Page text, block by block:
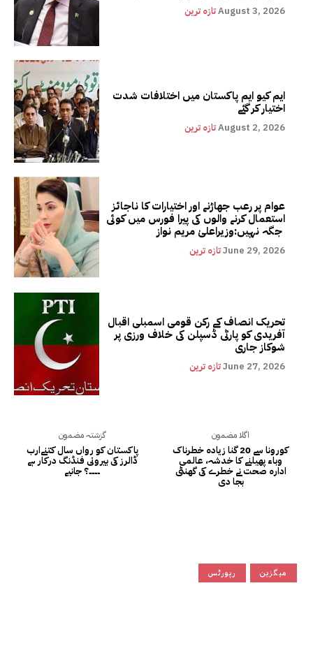
تازہ ترینAugust 3, 2026
ایم کیو ایم پاکستان میں اختلافات شدت
اختیار کر گئے
تازہ ترینAugust 2, 2026
عوام پر رعب جھاڑنے اور اختیارات کا ناجائز
استعمال کرنے والوں کی پیرا فورس میں کوئی
تازہ ترینJune 29, 2026
تحریک انصاف کے رکن قومی اسمبلی اقبال
آفریدی کو پارٹی ڈسپلن کی خلاف ورزی پر
شوکاز جاری
تازہ ترینJune 27, 2026
گزشتہ مضمون
پاکستان کو رواں سال کتنےارب
ڈالرز کی بیرونی فنڈنگ درکار ہے
۔۔۔۔؟ جانیے
اگلا مضمون
کورونا سے 20 گنا زیادہ خطرناک
وباء پھیلنے کا خدشہ، عالمی
ادارہ صحت نے خطرے کی گھنٹی
بجا دی